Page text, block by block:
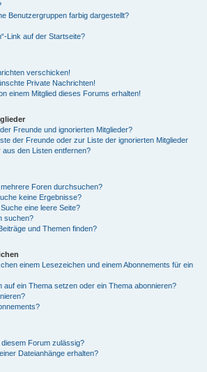
Benutzergruppen farbig dargestellt?
Link auf der Startseite?
verschicken!
Private Nachrichten!
einem Mitglied dieses Forums erhalten!
Freunde und ignorierten Mitglieder?
der Freunde oder zur Liste der ignorierten Mitglieder
den Listen entfernen?
Foren durchsuchen?
keine Ergebnisse?
eine leere Seite?
suchen?
und Themen finden?
einem Lesezeichen und einem Abonnements für ein
auf ein Thema setzen oder ein Thema abonnieren?
Forum zulässig?
Dateianhänge erhalten?